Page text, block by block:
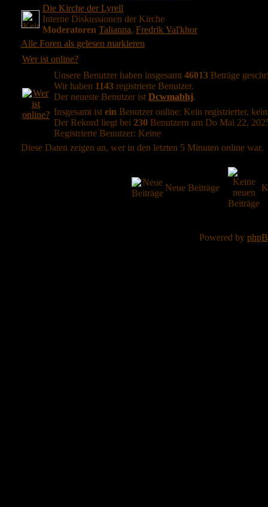
Die Kirche der Lyrell
Interne Diskussionen der Kirche
Moderatoren Talianna, Fredrik Val'khor
Alle Foren als gelesen markieren
Wer ist online?
Unsere Benutzer haben insgesamt 46013 Beträge
Wir haben 1143 registrierte Benutzer.
Der neueste Benutzer ist Dcwmabhj.
Insgesamt ist ein Benutzer online: Kein registrierter,
Der Rekord liegt bei 230 Benutzern am Do Mai 22,
Registrierte Benutzer: Keine
Diese Daten zeigen an, wer in den letzten 5 Minuten online war.
Neue Beiträge
Powered by